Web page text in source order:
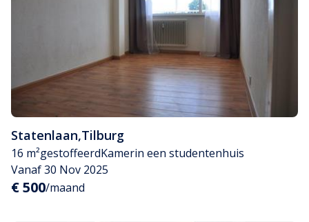
Statenlaan,Tilburg
16 m²gestoffeerdKamerin een studentenhuis
Vanaf 30 Nov 2025
€ 500/maand